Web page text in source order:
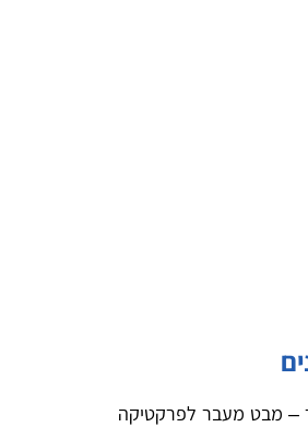
– מבט מעבר לפרקטיקה